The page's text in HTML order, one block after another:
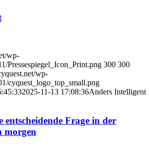
wp-
Pressespiegel_Icon_Print.png 300 300
wp-
cyquest_logo_top_small.png
2025-11-13 17:08:36Anders Intelligent
entscheidende Frage in der
morgen